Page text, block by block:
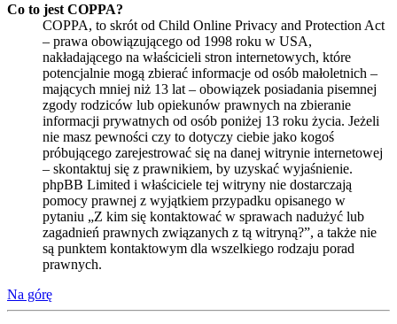
Co to jest COPPA?
COPPA, to skrót od Child Online Privacy and Protection Act
– prawa obowiązującego od 1998 roku w USA,
nakładającego na właścicieli stron internetowych, które
potencjalnie mogą zbierać informacje od osób małoletnich –
mających mniej niż 13 lat – obowiązek posiadania pisemnej
zgody rodziców lub opiekunów prawnych na zbieranie
informacji prywatnych od osób poniżej 13 roku życia. Jeżeli
nie masz pewności czy to dotyczy ciebie jako kogoś
próbującego zarejestrować się na danej witrynie internetowej
– skontaktuj się z prawnikiem, by uzyskać wyjaśnienie.
phpBB Limited i właściciele tej witryny nie dostarczają
pomocy prawnej z wyjątkiem przypadku opisanego w
pytaniu „Z kim się kontaktować w sprawach nadużyć lub
zagadnień prawnych związanych z tą witryną?”, a także nie
są punktem kontaktowym dla wszelkiego rodzaju porad
prawnych.
Na górę